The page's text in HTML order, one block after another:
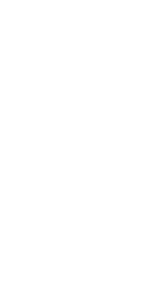
Die Abendsonne lässt
oder Kubb spielen.Kurz
sicher, dass Ihr Aufenthalt
Kaution deckt den
ab.Der endgültige
Ein etwaiger Restbetrag
dient lediglich als
Ablauf Ihres Aufenthalts
TV, Kabel-TV, Hochstuhl
Doppelbett und 2 Kojen | 2
Kombi, Gefriertruhe 60-
Fußbodenheiz.
Waschb., Fußbodenheiz.
Carport, E-Heiz., Luft-
Ihnen am Anreisetag ab 16:00
findet am Haus statt.
Lock-fähig